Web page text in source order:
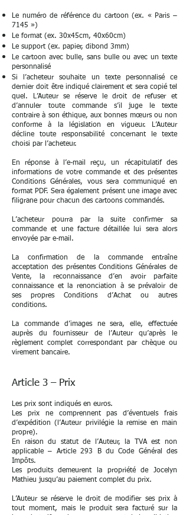
Le numéro de référence du cartoon (ex. « Paris –
7145 »)
Le format (ex. 30x45cm, 40x60cm)
Le support (ex. papier, dibond 3mm)
Le cartoon avec bulle, sans bulle ou avec un texte
personnalisé
Si l’acheteur souhaite un texte personnalisé ce
dernier doit être indiqué clairement et sera copié tel
quel. L’Auteur se réserve le droit de refuser et
d’annuler toute commande s’il juge le texte
contraire à son éthique, aux bonnes mœurs ou non
conforme à la législation en vigueur. L’Auteur
décline toute responsabilité concernant le texte
choisi par l’acheteur.
En réponse à l’e-mail reçu, un récapitulatif des
informations de votre commande et des présentes
Conditions Générales, vous sera communiqué en
format PDF. Sera également présent une image avec
filigrane pour chacun des cartoons commandés.
L’acheteur pourra par la suite confirmer sa
commande et une facture détaillée lui sera alors
envoyée par e-mail.
La confirmation de la commande entraîne
acceptation des présentes Conditions Générales de
Vente, la reconnaissance d’en avoir parfaite
connaissance et la renonciation à se prévaloir de
ses propres Conditions d’Achat ou autres
conditions.
La commande d’images ne sera, elle, effectuée
auprès du fournisseur de l’Auteur qu’après le
règlement complet correspondant par chèque ou
virement bancaire.
Article 3 – Prix
Les prix sont indiqués en euros.
Les prix ne comprennent pas d’éventuels frais
d’expédition (l’Auteur privilégie la remise en main
propre).
En raison du statut de l’Auteur, la TVA est non
applicable – Article 293 B du Code Général des
Impôts.
Les produits demeurent la propriété de Jocelyn
Mathieu jusqu’au paiement complet du prix.
L’Auteur se réserve le droit de modifier ses prix à
tout moment, mais le produit sera facturé sur la